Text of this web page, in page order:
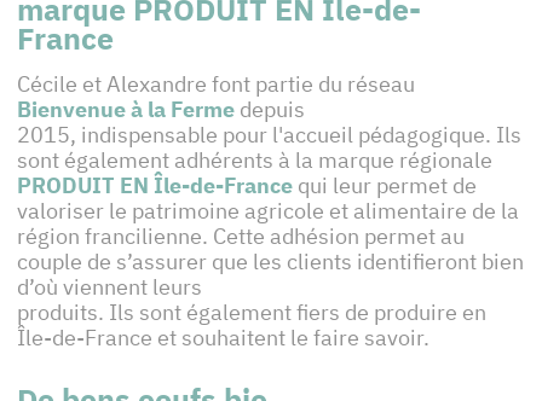
marque PRODUIT EN Île-de-
France
Cécile et Alexandre font partie du réseau
Bienvenue à la Ferme depuis
2015, indispensable pour l'accueil pédagogique. Ils
sont également adhérents à la marque régionale
PRODUIT EN Île-de-France qui leur permet de
valoriser le patrimoine agricole et alimentaire de la
région francilienne. Cette adhésion permet au
couple de s’assurer que les clients identifieront bien
d’où viennent leurs
produits. Ils sont également fiers de produire en
Île-de-France et souhaitent le faire savoir.